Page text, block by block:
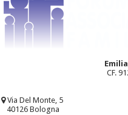
CF.
Via Del Monte, 5
40126 Bologna